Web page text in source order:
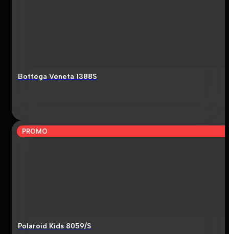
Bottega Veneta 1388S
PROMO
Polaroid Kids 8059/S